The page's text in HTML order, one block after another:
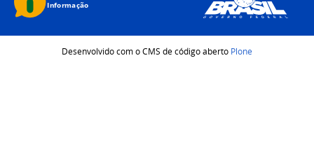
Desenvolvido com o CMS de código aberto Plone